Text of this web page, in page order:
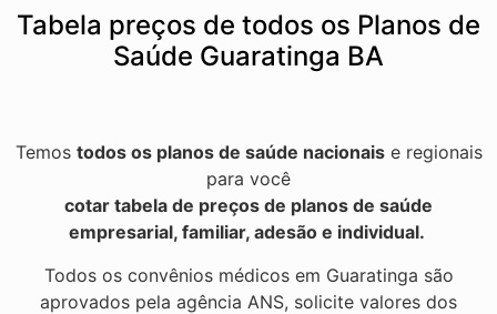
Tabela preços de todos os Planos de
Saúde Guaratinga BA
Temos todos os planos de saúde nacionaise regionais
para você
cotar tabela de preços de planos de saúde
empresarial, familiar, adesão e individual.
Todos os convênios médicos em Guaratinga são
aprovados pela agência ANS, solicite valores dos